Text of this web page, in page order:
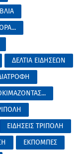
ΔΕΛΤΙΑ ΕΙΔΗΣΕΩΝ
ΕΙΔΗΣΕΙΣ ΤΡΙΠΟΛΗ
ΕΚΠΟΜΠΕΣ